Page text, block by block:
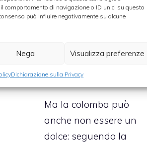
comportamento di navigazione o ID unici su questo
può influire negativamente su alcune
Nega Visualizza preferenze
Dichiarazione sulla Privacy
versioni, come ad
particolarmente
apprezzata dai bambini.
Ma la colomba può
anche non essere un
dolce: seguendo la